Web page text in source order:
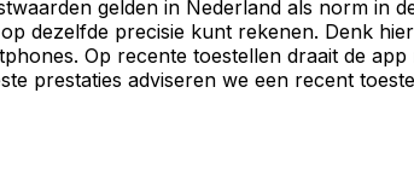
gelden in Nederland als norm in
dezelfde precisie kunt rekenen. Denk
Op recente toestellen draait de
prestaties adviseren we een recent